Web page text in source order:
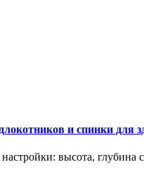
и спинки для
высота, глубина